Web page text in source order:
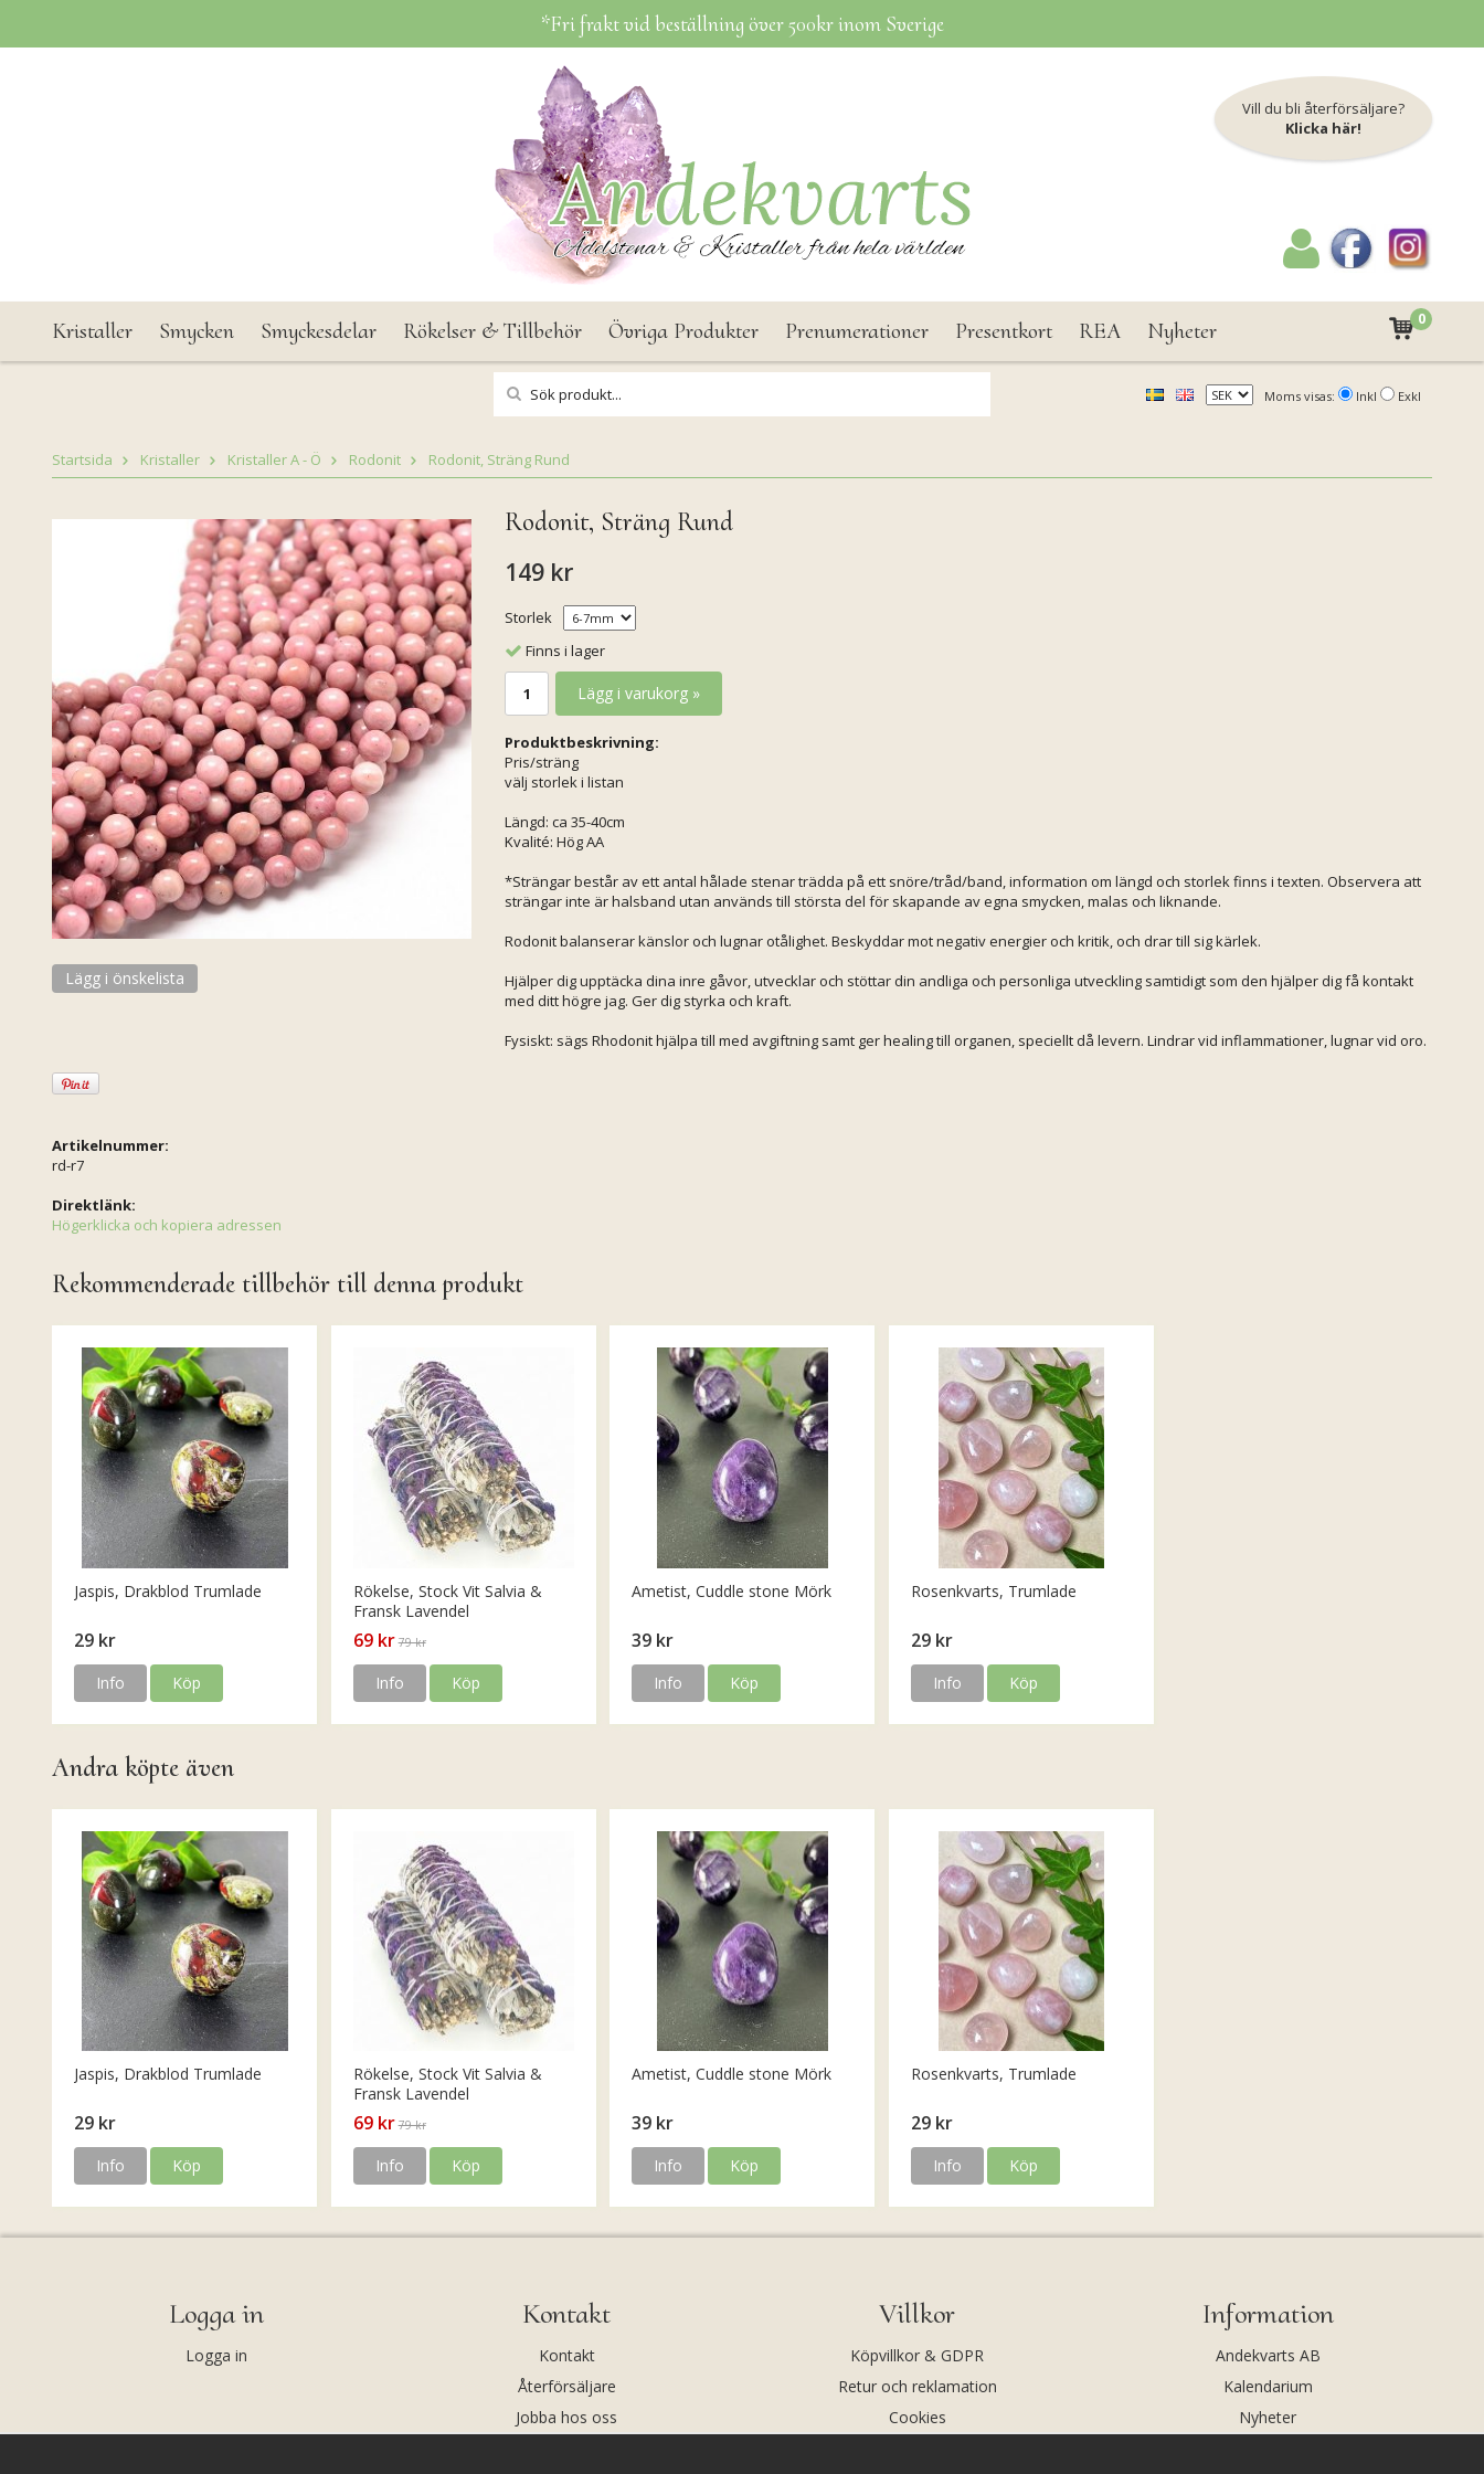
*Fri frakt vid beställning över 500kr inom Sverige
Vill du bli återförsäljare?
Klicka här!
Kristaller Smycken Smyckesdelar Rökelser & Tillbehör Övriga Produkter Prenumerationer Presentkort REA Nyheter 0
Moms visas: Inkl Exkl
Startsida Kristaller Kristaller A - Ö Rodonit Rodonit, Sträng Rund
Lägg i önskelista
Artikelnummer:
rd-r7
Direktlänk:
Högerklicka och kopiera adressen
Rodonit, Sträng Rund
149 kr
Storlek
Finns i lager
Lägg i varukorg »
Produktbeskrivning:
Pris/sträng
välj storlek i listan
Längd: ca 35-40cm
Kvalité: Hög AA
*Strängar består av ett antal hålade stenar trädda på ett snöre/tråd/band, information om längd och storlek finns i texten. Observera att
strängar inte är halsband utan används till största del för skapande av egna smycken, malas och liknande.
Rodonit balanserar känslor och lugnar otålighet. Beskyddar mot negativ energier och kritik, och drar till sig kärlek.
Hjälper dig upptäcka dina inre gåvor, utvecklar och stöttar din andliga och personliga utveckling samtidigt som den hjälper dig få kontakt
med ditt högre jag. Ger dig styrka och kraft.
Fysiskt: sägs Rhodonit hjälpa till med avgiftning samt ger healing till organen, speciellt då levern. Lindrar vid inflammationer, lugnar vid oro.
Rekommenderade tillbehör till denna produkt
Jaspis, Drakblod Trumlade
29 kr
Info Köp
Rökelse, Stock Vit Salvia &
Fransk Lavendel
69 kr 79 kr
Info Köp
Ametist, Cuddle stone Mörk
39 kr
Info Köp
Rosenkvarts, Trumlade
29 kr
Info Köp
Andra köpte även
Jaspis, Drakblod Trumlade
29 kr
Info Köp
Rökelse, Stock Vit Salvia &
Fransk Lavendel
69 kr 79 kr
Info Köp
Ametist, Cuddle stone Mörk
39 kr
Info Köp
Rosenkvarts, Trumlade
29 kr
Info Köp
Logga in
Logga in
Kontakt
Kontakt
Återförsäljare
Jobba hos oss
Villkor
Köpvillkor & GDPR
Retur och reklamation
Cookies
Information
Andekvarts AB
Kalendarium
Nyheter